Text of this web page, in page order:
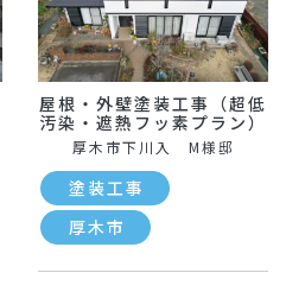
屋根・外壁塗装工事（超低
汚染・遮熱フッ素プラン）
厚木市下川入 M様邸
塗装工事
厚木市